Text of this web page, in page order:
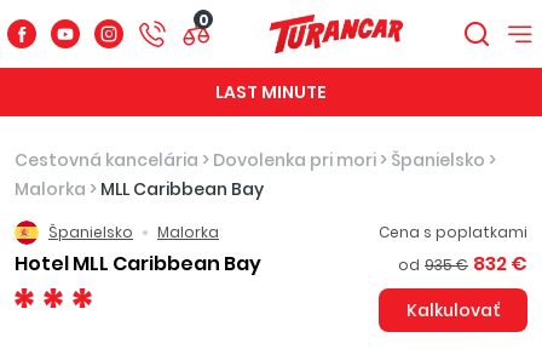
0
LAST MINUTE
Cestovná kancelária > Dovolenka pri mori > Španielsko >
Malorka > MLL Caribbean Bay
Španielsko Malorka
Hotel MLL Caribbean Bay
Cena s poplatkami
od 935 € 832 €
Kalkulovať